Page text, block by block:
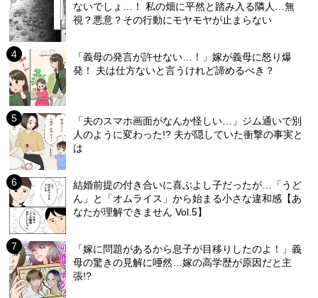
ないでしょ…！ 私の畑に平然と踏み入る隣人…無
視？悪意？その行動にモヤモヤが止まらない
「義母の発言が許せない…！」嫁が義母に怒り爆
発！ 夫は仕方ないと言うけれど諦めるべき？
「夫のスマホ画面がなんか怪しい…」ジム通いで別
人のように変わった!? 夫が隠していた衝撃の事実と
は
結婚前提の付き合いに喜ぶよし子だったが…「うど
ん」と「オムライス」から始まる小さな違和感【あ
なたが理解できません Vol.5】
「嫁に問題があるから息子が目移りしたのよ！」義
母の驚きの見解に唖然…嫁の高学歴が原因だと主
張!?